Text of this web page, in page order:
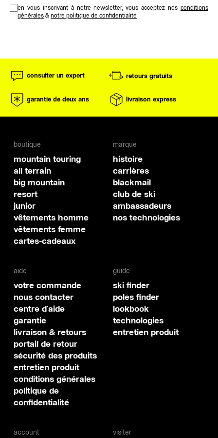
en vous inscrivant à notre newsletter, vous acceptez nos conditions
générales & notre politique de confidentialité
consulter un expert retours gratuits
garantie de deux ans livraison express
boutique
mountain touring
all terrain
big mountain
resort
junior
vêtements homme
vêtements femme
cartes-cadeaux
marque
histoire
carrières
blackmail
club de ski
ambassadeurs
nos technologies
aide
votre commande
nous contacter
centre d'aide
garantie
livraison & retours
portail de retour
sécurité des produits
entretien produit
conditions générales
politique de
confidentialité
guide
ski finder
poles finder
lookbook
technologies
entretien produit
account visiter